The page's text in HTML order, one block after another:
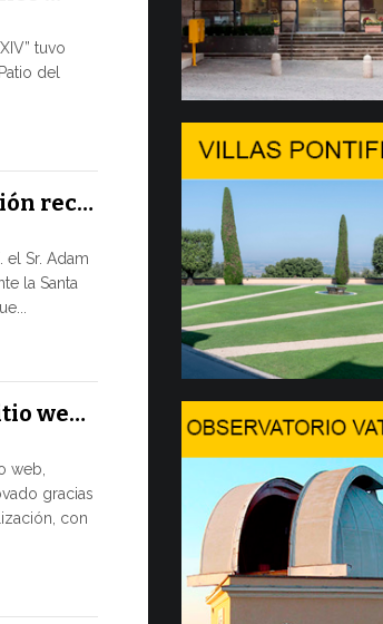
tuvo
del
rec…
el Sr. Adam
la Santa
we…
web,
gracias
con
9 JULIO, 2026
El
DIÁLOGO
El Papa
su apertura
8 JULIO, 2026
Del 6 al
julio al
7 JULIO, 2026
2…